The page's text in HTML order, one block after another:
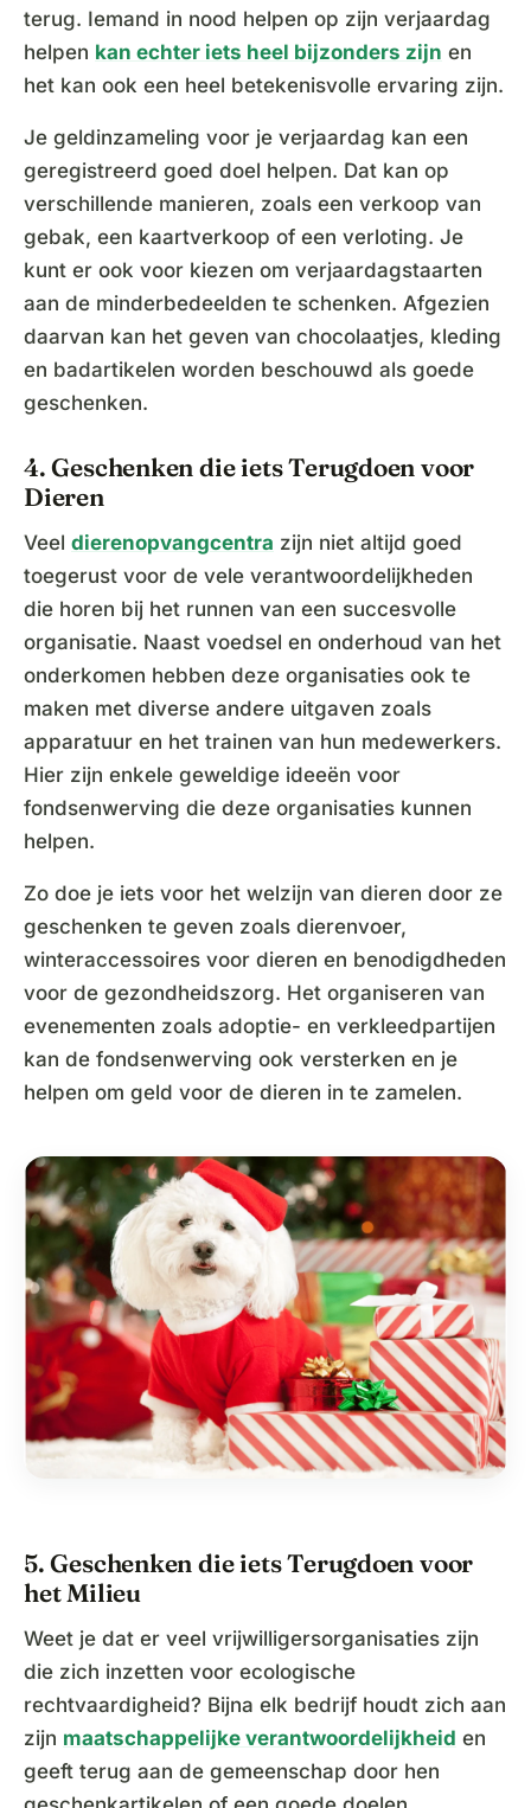
terug. Iemand in nood helpen op zijn verjaardag
helpen kan echter iets heel bijzonders zijn en
het kan ook een heel betekenisvolle ervaring zijn.
Je geldinzameling voor je verjaardag kan een
geregistreerd goed doel helpen. Dat kan op
verschillende manieren, zoals een verkoop van
gebak, een kaartverkoop of een verloting. Je
kunt er ook voor kiezen om verjaardagstaarten
aan de minderbedeelden te schenken. Afgezien
daarvan kan het geven van chocolaatjes, kleding
en badartikelen worden beschouwd als goede
geschenken.
4. Geschenken die iets Terugdoen voor
Dieren
Veel dierenopvangcentra zijn niet altijd goed
toegerust voor de vele verantwoordelijkheden
die horen bij het runnen van een succesvolle
organisatie. Naast voedsel en onderhoud van het
onderkomen hebben deze organisaties ook te
maken met diverse andere uitgaven zoals
apparatuur en het trainen van hun medewerkers.
Hier zijn enkele geweldige ideeën voor
fondsenwerving die deze organisaties kunnen
helpen.
Zo doe je iets voor het welzijn van dieren door ze
geschenken te geven zoals dierenvoer,
winteraccessoires voor dieren en benodigdheden
voor de gezondheidszorg. Het organiseren van
evenementen zoals adoptie- en verkleedpartijen
kan de fondsenwerving ook versterken en je
helpen om geld voor de dieren in te zamelen.
5. Geschenken die iets Terugdoen voor
het Milieu
Weet je dat er veel vrijwilligersorganisaties zijn
die zich inzetten voor ecologische
rechtvaardigheid? Bijna elk bedrijf houdt zich aan
zijn maatschappelijke verantwoordelijkheid en
geeft terug aan de gemeenschap door hen